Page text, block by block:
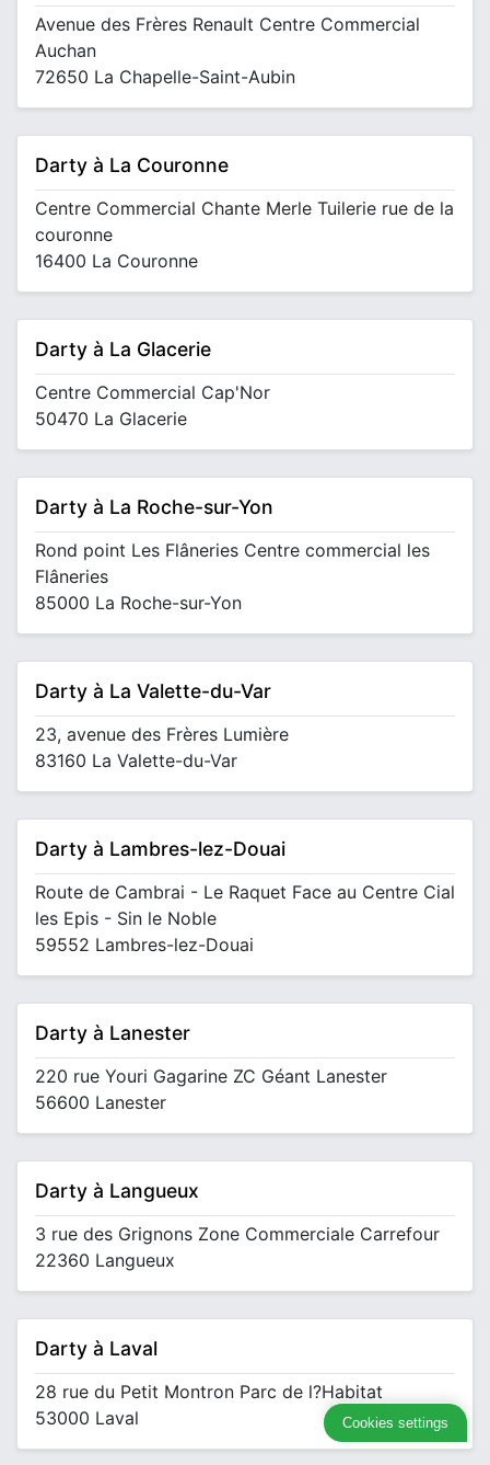
Avenue des Frères Renault Centre Commercial
Auchan
72650 La Chapelle-Saint-Aubin
Darty à La Couronne
Centre Commercial Chante Merle Tuilerie rue de la
couronne
16400 La Couronne
Darty à La Glacerie
Centre Commercial Cap'Nor
50470 La Glacerie
Darty à La Roche-sur-Yon
Rond point Les Flâneries Centre commercial les
Flâneries
85000 La Roche-sur-Yon
Darty à La Valette-du-Var
23, avenue des Frères Lumière
83160 La Valette-du-Var
Darty à Lambres-lez-Douai
Route de Cambrai - Le Raquet Face au Centre Cial
les Epis - Sin le Noble
59552 Lambres-lez-Douai
Darty à Lanester
220 rue Youri Gagarine ZC Géant Lanester
56600 Lanester
Darty à Langueux
3 rue des Grignons Zone Commerciale Carrefour
22360 Langueux
Darty à Laval
28 rue du Petit Montron Parc de l?Habitat
53000 Laval
Cookies settings